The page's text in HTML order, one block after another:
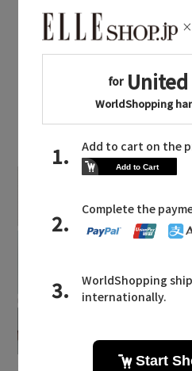
LATEST